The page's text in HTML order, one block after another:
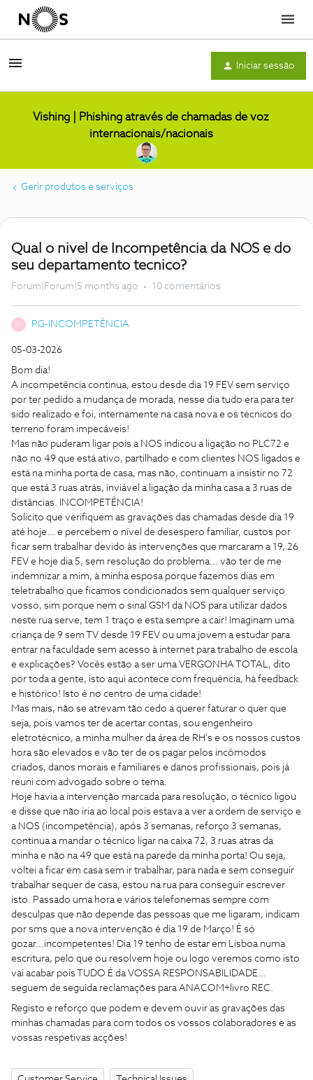
Menu
Iniciar sessão
Vishing | Phishing através de chamadas de voz
internacionais/nacionais
Gerir produtos e serviços
Qual o nivel de Incompetência da NOS e do
seu departamento tecnico?
Forum|Forum|5 months ago 10 comentários
PG-INCOMPETÊNCIA
05-03-2026
Bom dia!
A incompetência continua, estou desde dia 19 FEV sem serviço
por ter pedido a mudança de morada, nesse dia tudo era para ter
sido realizado e foi, internamente na casa nova e os técnicos do
terreno foram impecáveis!
Mas não puderam ligar pois a NOS indicou a ligação no PLC72 e
não no 49 que está ativo, partilhado e com clientes NOS ligados e
está na minha porta de casa, mas não, continuam a insistir no 72
que está 3 ruas atrás, inviável a ligação da minha casa a 3 ruas de
distâncias. INCOMPETÊNCIA!
Solicito que verifiquem as gravações das chamadas desde dia 19
até hoje... e percebem o nível de desespero familiar, custos por
ficar sem trabalhar devido às intervenções que marcaram a 19, 26
FEV e hoje dia 5, sem resolução do problema... vão ter de me
indemnizar a mim, à minha esposa porque fazemos dias em
teletrabalho que ficamos condicionados sem qualquer serviço
vosso, sim porque nem o sinal GSM da NOS para utilizar dados
neste rua serve, tem 1 traço e esta sempre a cair! Imaginam uma
criança de 9 sem TV desde 19 FEV ou uma jovem a estudar para
entrar na faculdade sem acesso à internet para trabalho de escola
e explicações? Vocês estão a ser uma VERGONHA TOTAL, dito
por toda a gente, isto aqui acontece com frequência, há feedback
e histórico! Isto é no centro de uma cidade!
Mas mais, não se atrevam tão cedo a querer faturar o quer que
seja, pois vamos ter de acertar contas, sou engenheiro
eletrotécnico, a minha mulher da área de RH's e os nossos custos
hora são elevados e vão ter de os pagar pelos incômodos
criados, danos morais e familiares e danos profissionais, pois já
reuni com advogado sobre o tema.
Hoje havia a intervenção marcada para resolução, o técnico ligou
e disse que não iria ao local pois estava a ver a ordem de serviço e
a NOS (incompetência), após 3 semanas, reforço 3 semanas,
continua a mandar o técnico ligar na caixa 72, 3 ruas atras da
minha e não na 49 que está na parede da minha porta! Ou seja,
voltei a ficar em casa sem ir trabalhar, para nada e sem conseguir
trabalhar sequer de casa, estou na rua para conseguir escrever
isto. Passado uma hora e vários telefonemas sempre com
desculpas que não depende das pessoas que me ligaram, indicam
por sms que a nova intervenção é dia 19 de Março! É só
gozar...incompetentes! Dia 19 tenho de estar em Lisboa numa
escritura, pelo que ou resolvem hoje ou logo veremos como isto
vai acabar pois TUDO É da VOSSA RESPONSABILIDADE...
seguem de seguida reclamações para ANACOM+livro REC.
Registo e reforço que podem e devem ouvir as gravações das
minhas chamadas para com todos os vossos colaboradores e as
vossas respetivas acções!